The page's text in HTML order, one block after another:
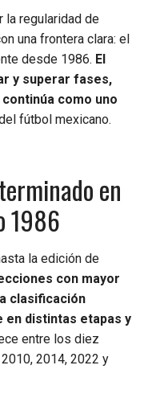
la regularidad de
una frontera clara: el
desde 1986. El
y superar fases,
como uno
fútbol mexicano.
en
1986
la edición de
con mayor
clasificación
en distintas etapas y
entre los diez
2014, 2022 y